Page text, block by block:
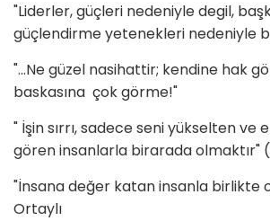
"Liderler, güçleri nedeniyle degil,
güçlendirme yetenekleri nedeniyle
"...Ne güzel nasihattir; kendine hak
baskasına çok görme!"
" İşin sırrı, sadece seni yükselten ve
gören insanlarla birarada olmaktır"
"İnsana değer katan insanla birlikte
Ortaylı